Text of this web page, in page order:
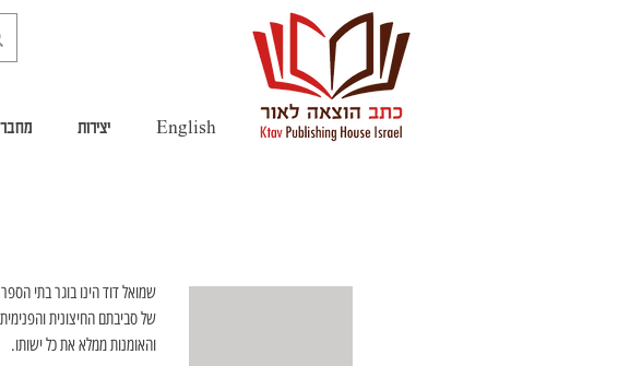
English יצירות
שמואל דוד הינו בוגר בתי
של סביבתם החיצונית
והאומנות ממלא את כל ישותו.